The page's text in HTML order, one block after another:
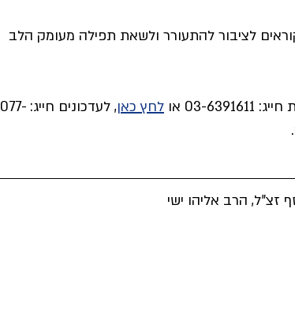
ש"ס הרב יהודה דרעי
לציבור להתעורר ולשאת תפילה מעומק הלב
או לחץ כאן
, לעדכונים חייג: 077-
זצ"ל, הרב אליהו ישי